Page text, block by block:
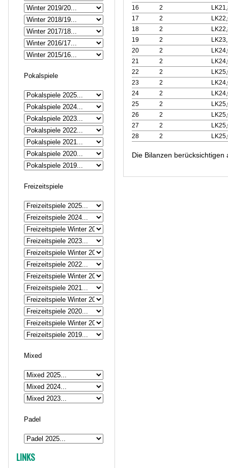
Pokalspiele
Freizeitspiele
Mixed
Padel
LINKS
16
2
17
2
18
2
19
2
20
2
21
2
22
2
23
2
24
2
25
2
26
2
27
2
28
2
Die Bilanzen